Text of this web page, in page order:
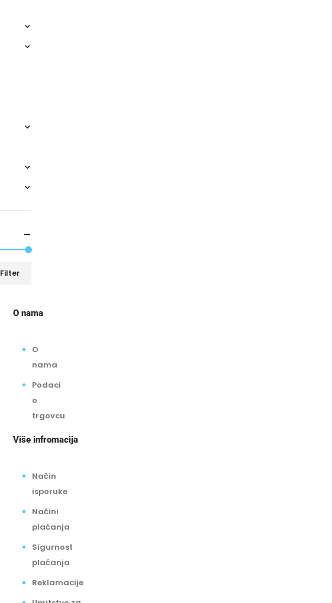
Filter
O nama
O
nama
Podaci
o
trgovcu
Više infromacija
Način
isporuke
Načini
plaćanja
Sigurnost
plaćanja
Reklamacije